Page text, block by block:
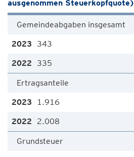
ausgenommen Steuerkopfquote)
Gemeindeabgaben insgesamt
343
335
Ertragsanteile
1.916
2.008
Grundsteuer